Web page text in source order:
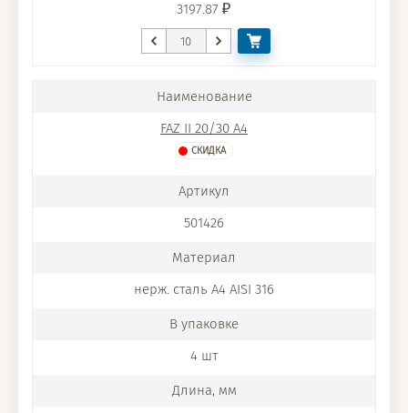
3197.87
FAZ II 20/30 A4
СКИДКА
501426
нерж. сталь A4 AISI 316
4 шт